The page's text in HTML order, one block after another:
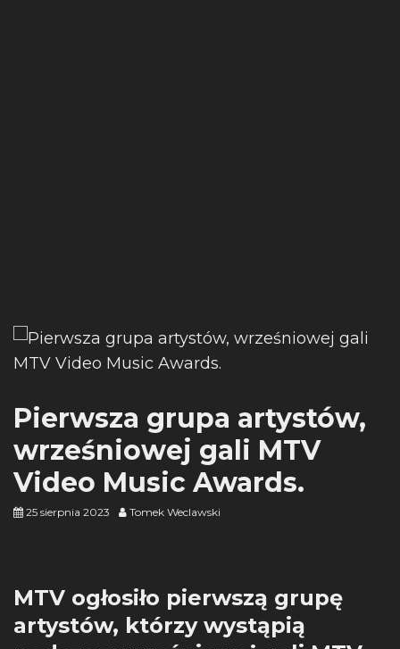
Pierwsza grupa artystów,
wrześniowej gali MTV
Video Music Awards.
25 sierpnia 2023 Tomek Weclawski
MTV ogłosiło pierwszą grupę
artystów, którzy wystąpią